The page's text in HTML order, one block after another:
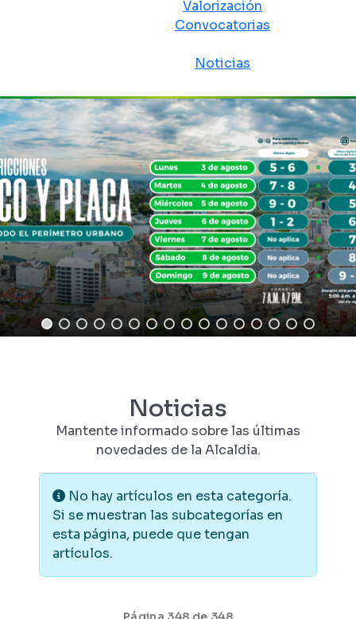
Valorización
Convocatorias
Noticias
Noticias
Mantente informado sobre las últimas
novedades de la Alcaldía.
Información
No hay artículos en esta categoría.
Si se muestran las subcategorías en
esta página, puede que tengan
artículos.